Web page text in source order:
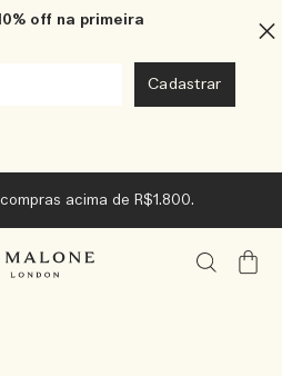
off na primeira
acima de R$1.800.
Meu